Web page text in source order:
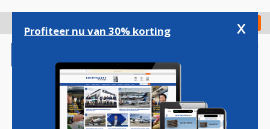
gaan
Check in
Profiteer nu van 30% korting x